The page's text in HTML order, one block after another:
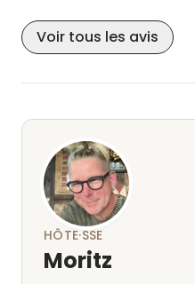
l'ancienne gare, géré
régaler le week-end
apiculture. Le couple
nous nous sommes à
reviendrons avec plaisir
Voir tous les avis
HÔTE·SSE
Moritz